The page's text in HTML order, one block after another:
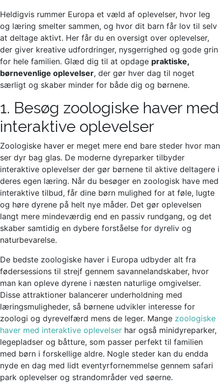
Heldigvis rummer Europa et væld af oplevelser, hvor leg
og læring smelter sammen, og hvor dit barn får lov til selv
at deltage aktivt. Her får du en oversigt over oplevelser,
der giver kreative udfordringer, nysgerrighed og gode grin
for hele familien. Glæd dig til at opdage praktiske,
børnevenlige oplevelser, der gør hver dag til noget
særligt og skaber minder for både dig og børnene.
1. Besøg zoologiske haver med
interaktive oplevelser
Zoologiske haver er meget mere end bare steder hvor man
ser dyr bag glas. De moderne dyreparker tilbyder
interaktive oplevelser der gør børnene til aktive deltagere i
deres egen læring. Når du besøger en zoologisk have med
interaktive tilbud, får dine børn mulighed for at føle, lugte
og høre dyrene på helt nye måder. Det gør oplevelsen
langt mere mindeværdig end en passiv rundgang, og det
skaber samtidig en dybere forståelse for dyreliv og
naturbevarelse.
De bedste zoologiske haver i Europa udbyder alt fra
fødersessions til strejf gennem savannelandskaber, hvor
man kan opleve dyrene i næsten naturlige omgivelser.
Disse attraktioner balancerer underholdning med
læringsmuligheder, så børnene udvikler interesse for
zoologi og dyrevelfærd mens de leger. Mange zoologiske
haver med interaktive oplevelser har også minidyreparker,
legepladser og båtture, som passer perfekt til familien
med børn i forskellige aldre. Nogle steder kan du endda
nyde en dag med lidt eventyrfornemmelse gennem safari
park oplevelser og strandområder ved søerne.